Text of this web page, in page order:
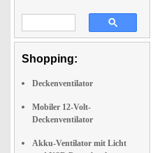
Shopping:
Deckenventilator
Mobiler 12-Volt-
Deckenventilator
Akku-Ventilator mit Licht